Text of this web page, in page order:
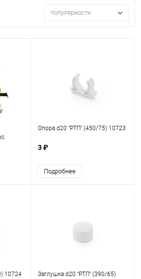
популярности
Опора d20 "РТП" (450/75) 10723
3 ₽
Подробнее
10724
Заглушка d20 "РТП" (390/65)